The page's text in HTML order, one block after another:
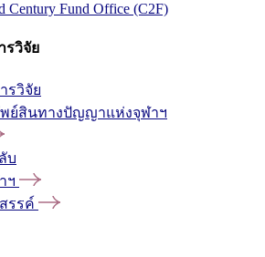
Century Fund Office (C2F)
รวิจัย
รวิจัย
ย์สินทางปัญญาแห่งจุฬาฯ
บ
ฯ
รรค์